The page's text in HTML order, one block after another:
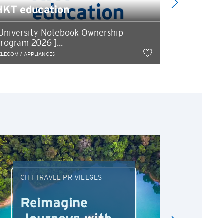
education
Notebook Ownership
2026 ]...
/ APPLIANCES
CITI TRAVEL PRIVILEGES
Reimagine